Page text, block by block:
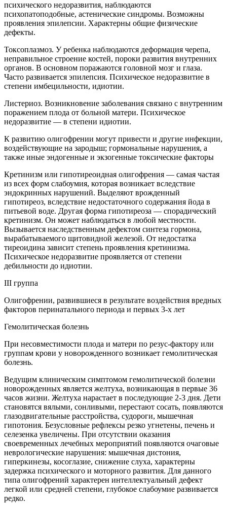
психического недоразвития, наблюдаются
психопатоподобные, астенические синдромы. Возможны
проявления эпилепсии. Характерны общие физические
дефекты.
Токсоплазмоз. У ребенка наблюдаются деформация черепа,
неправильное строение костей, пороки развития внутренних
органов. В основном поражаются головной мозг и глаза.
Часто развивается эпилепсия. Психическое недоразвитие в
степени имбецильности, идиотии.
Листериоз. Возникновение заболевания связано с внутренним
поражением плода от больной матери. Психическое
недоразвитие — в степени идиотии.
К развитию олигофрении могут привести и другие инфекции,
воздействующие на зародыш; гормональные нарушения, а
также иные эндогенные и экзогенные токсические факторы
Кретинизм или гипотиреоидная олигофрения — самая частая
из всех форм слабоумия, которая возникает вследствие
эндокринных нарушений. Выделяют врожденный
гипотиреоз, вследствие недостаточного содержания йода в
питьевой воде. Другая форма гипотиреоза — спорадический
кретинизм. Он может наблюдаться в любой местности.
Вызывается наследственным дефектом синтеза гормона,
вырабатываемого щитовидной железой. От недостатка
тиреоидина зависит степень проявления кретинизма.
Психическое недоразвитие проявляется от степени
дебильности до идиотии.
III группа
Олигофрении, развившиеся в результате воздействия вредных
факторов перинатального периода и первых 3-х лет
Гемолитическая болезнь
При несовместимости плода и матери по резус-фактору или
группам крови у новорожденного возникает гемолитическая
болезнь.
Ведущим клиническим симптомом гемолитической болезни
новорожденных является желтуха, возникающая в первые 36
часов жизни. Желтуха нарастает в последующие 2-3 дня. Дети
становятся вялыми, сонливыми, перестают сосать, появляются
глазодвигательные расстройства, судороги, мышечная
гипотония. Безусловные рефлексы резко угнетены, печень и
селезенка увеличены. При отсутствии оказания
своевременных лечебных мероприятий появляются очаговые
неврологические нарушения: мышечная дистония,
гиперкинезы, косоглазие, снижение слуха, характерны
задержка психического и моторного развития. Для данного
типа олигофрений характерен интеллектуальный дефект
легкой или средней степени, глубокое слабоумие развивается
редко.